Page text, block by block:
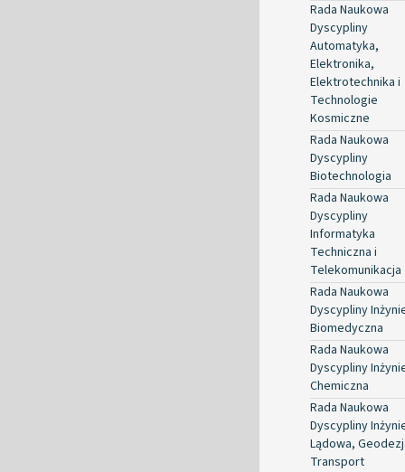
Rada Naukowa
Dyscypliny
Automatyka,
Elektronika,
Elektrotechnika i
Technologie
Kosmiczne
Rada Naukowa
Dyscypliny
Biotechnologia
Rada Naukowa
Dyscypliny
Informatyka
Techniczna i
Telekomunikacja
Rada Naukowa
Dyscypliny
Biomedyczna
Rada Naukowa
Dyscypliny
Chemiczna
Rada Naukowa
Dyscypliny
Lądowa,
Transport